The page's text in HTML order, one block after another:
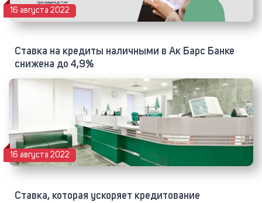
Ставка на кредиты наличными в Ак Барс Банке
снижена до 4,9%
16 августа 2022
Ставка, которая ускоряет кредитование
16 августа 2022